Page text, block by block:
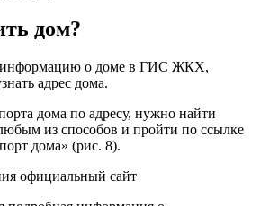
дом?
информацию о доме в ГИС ЖКХ,
адрес дома.
дома по адресу, нужно найти
из способов и пройти по ссылке
дома» (рис. 8).